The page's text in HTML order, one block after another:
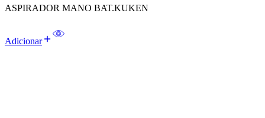
ASPIRADOR MANO BAT.KUKEN
Adicionar